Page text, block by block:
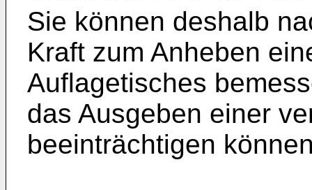
Sie können deshalb
Kraft zum Anheben
Auflagetisches
das Ausgeben einer
beeinträchtigen